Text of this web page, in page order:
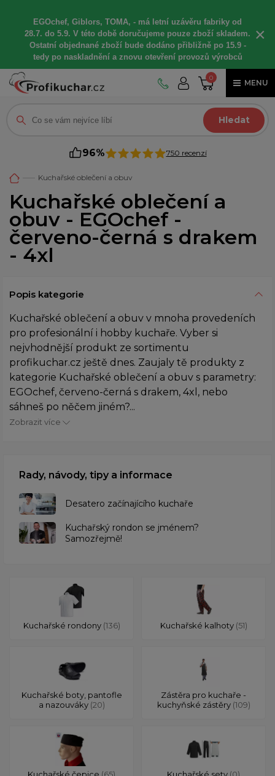
EGOchef, Giblors, TOMA, - má letní uzávěru fabriky od
28.7. do 5.9. V této době doručujeme pouze zboží skladem.
Ostatní objednané zboží bude dodáno přibližně po 15.9 -
tedy po naskladnění a znovu otevření provozů výrobců
×
0
MENU
Hledat
96% 750 recenzí
Kuchařské oblečení a obuv
Kuchařské oblečení a
obuv - EGOchef -
červeno-černá s drakem
- 4xl
Popis kategorie
Kuchařské oblečení a obuv v mnoha provedeních
pro profesionální i hobby kuchaře. Vyber si
nejvhodnější produkt ze sortimentu
profikuchar.cz ještě dnes. Zaujaly tě produkty z
kategorie Kuchařské oblečení a obuv s parametry:
EGOchef, červeno-černá s drakem, 4xl, nebo
sáhneš po něčem jiném?...
Zobrazit více
Rady, návody, tipy a informace
Desatero začínajícího kuchaře
Kuchařský rondon se jménem?
Samozřejmě!
Kuchařské rondony (136) Kuchařské kalhoty (51)
Kuchařské boty, pantofle
a nazouváky (20)
Zástěra pro kuchaře -
kuchyňské zástěry (109)